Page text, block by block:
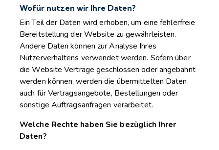
Wofür nutzen wir Ihre Daten?
Ein Teil der Daten wird erhoben, um eine fehlerfreie
Bereitstellung der Website zu gewährleisten.
Andere Daten können zur Analyse Ihres
Nutzerverhaltens verwendet werden. Sofern über
die Website Verträge geschlossen oder angebahnt
werden können, werden die übermittelten Daten
auch für Vertragsangebote, Bestellungen oder
sonstige Auftragsanfragen verarbeitet.
Welche Rechte haben Sie bezüglich Ihrer
Daten?